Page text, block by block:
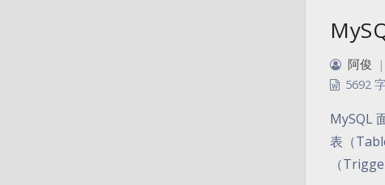
阿俊 |
5692
MySQL
表（
（